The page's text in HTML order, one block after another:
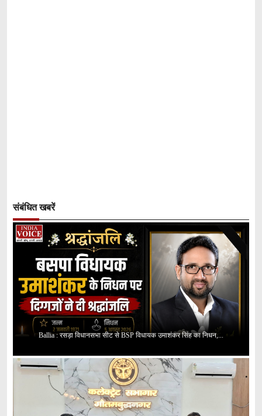
संबंधित खबरें
Ballia : रसड़ा विधानसभा सीट से BSP विधायक उमाशंकर सिंह का निधन,...